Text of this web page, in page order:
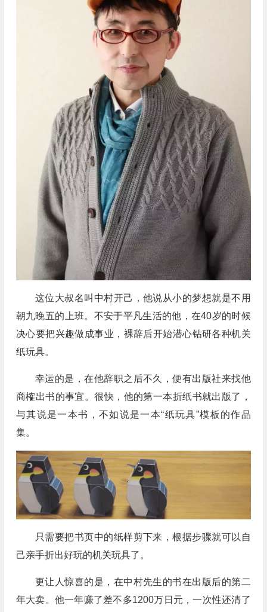
这位大叔名叫中村开己，他说从小的梦想就是不用
朝九晚五的上班。不安于平凡生活的他，在40岁的时候
决心要把兴趣做成事业，裸辞后开始潜心钻研各种机关
纸玩具。
幸运的是，在他辞职之后不久，便有出版社来找他
商榷出书的事宜。很快，他的第一本折纸书就出版了，
与其说是一本书，不如说是一本“纸玩具”模板的作品
集。
只需要把书页中的纸样剪下来，根据步骤就可以自
己亲手折出好玩的机关玩具了。
更让人惊喜的是，在中村先生的书在出版后的第二
年大卖。他一年赚了差不多1200万日元，一次性还清了